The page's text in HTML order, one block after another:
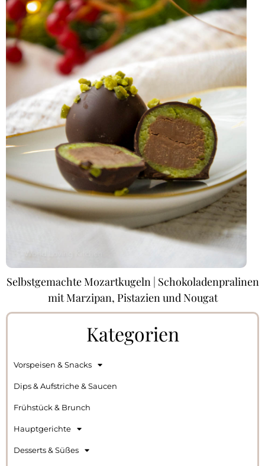
Selbstgemachte Mozartkugeln | Schokoladenpralinen
mit Marzipan, Pistazien und Nougat
Kategorien
Vorspeisen & Snacks
Dips & Aufstriche & Saucen
Frühstück & Brunch
Hauptgerichte
Desserts & Süßes